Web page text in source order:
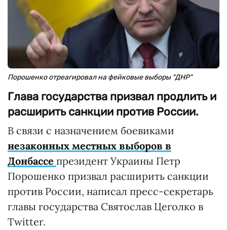
Порошенко отреагировал на фейковые выборы "ДНР"
Глава государства призвал продлить и
расширить санкции против России.
В связи с назначением боевиками
незаконных местных выборов в
Донбассе президент Украины Петр
Порошенко призвал расширить санкции
против России, написал пресс-секретарь
главы государства Святослав Цеголко в
Twitter.